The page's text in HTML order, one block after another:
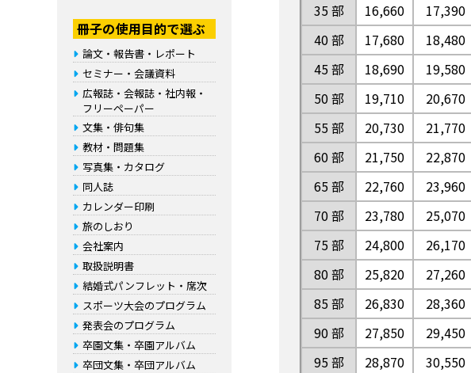
35 部
16,660 17,390
40 部
17,680 18,480
45 部
18,690 19,580
50 部
19,710 20,670
55 部
20,730 21,770
60 部
21,750 22,870
65 部
22,760 23,960
70 部
23,780 25,070
75 部
24,800 26,170
80 部
25,820 27,260
85 部
26,830 28,360
90 部
27,850 29,450
95 部
28,870 30,550
冊子の使用目的で選ぶ
論文・報告書・レポート
セミナー・会議資料
広報誌・会報誌・社内報・
フリーペーパー
文集・俳句集
教材・問題集
写真集・カタログ
同人誌
カレンダー印刷
旅のしおり
会社案内
取扱説明書
結婚式パンフレット・席次
スポーツ大会のプログラム
発表会のプログラム
卒園文集・卒園アルバム
卒団文集・卒団アルバム